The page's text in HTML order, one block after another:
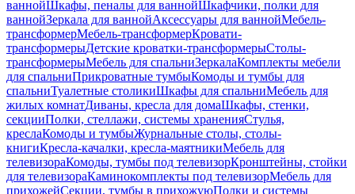
ваннойШкафы, пеналы для ваннойШкафчики, полки для
ваннойЗеркала для ваннойАксессуары для ваннойМебель-
трансформерМебель-трансформерКровати-
трансформерыДетские кроватки-трансформерыСтолы-
трансформерыМебель для спальниЗеркалаКомплекты мебели
для спальниПрикроватные тумбыКомоды и тумбы для
спальниТуалетные столикиШкафы для спальниМебель для
жилых комнатДиваны, кресла для домаШкафы, стенки,
секцииПолки, стеллажи, системы храненияСтулья,
креслаКомоды и тумбыЖурнальные столы, столы-
книгиКресла-качалки, кресла-маятникиМебель для
телевизораКомоды, тумбы под телевизорКронштейны, стойки
для телевизораКаминокомплекты под телевизорМебель для
прихожейСекции, тумбы в прихожуюПолки и системы